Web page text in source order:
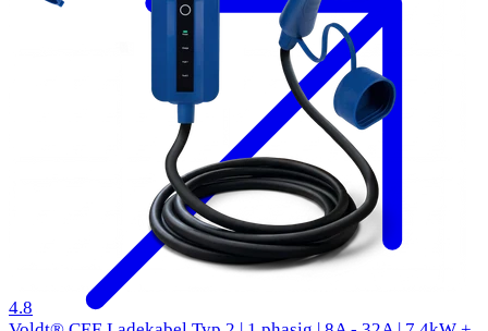
4.8 50 Bewertungen